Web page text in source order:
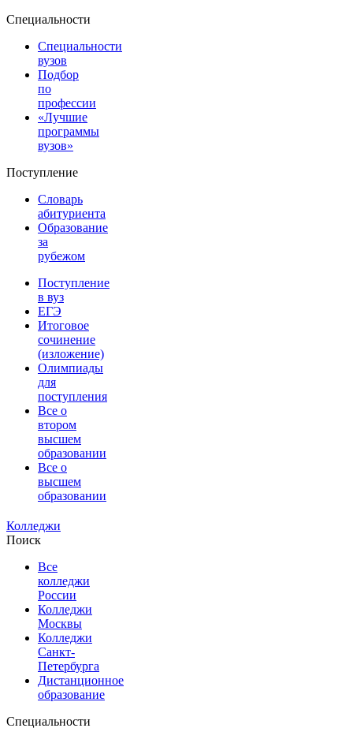
Специальности
Специальности
вузов
Подбор
по
профессии
«Лучшие
программы
вузов»
Поступление
Словарь
абитуриента
Образование
за
рубежом
Поступление
в вуз
ЕГЭ
Итоговое
сочинение
(изложение)
Олимпиады
для
поступления
Все о
втором
высшем
образовании
Все о
высшем
образовании
Колледжи
Поиск
Все
колледжи
России
Колледжи
Москвы
Колледжи
Санкт-
Петербурга
Дистанционное
образование
Специальности